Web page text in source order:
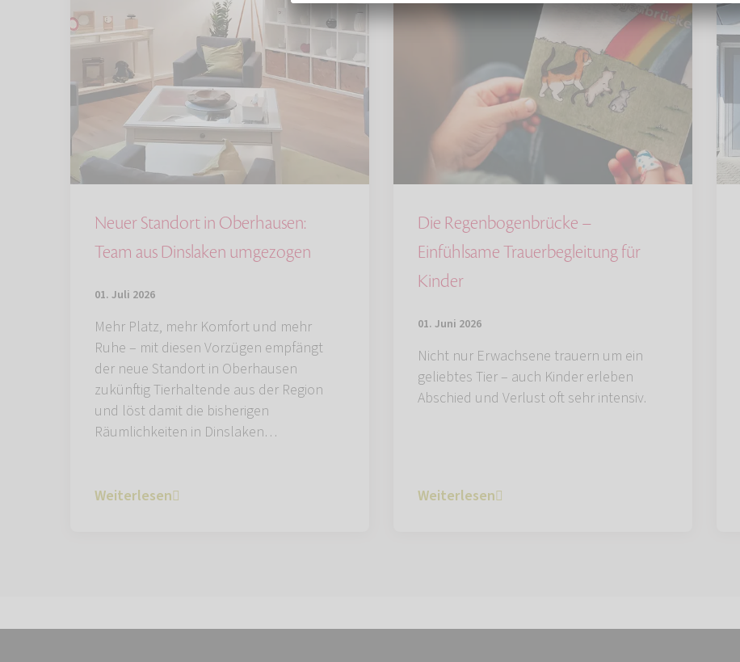
Neuer Standort in Oberhausen:
Team aus Dinslaken umgezogen
01. Juli 2026
Mehr Platz, mehr Komfort und mehr
Ruhe – mit diesen Vorzügen empfängt
der neue Standort in Oberhausen
zukünftig Tierhaltende aus der Region
und löst damit die bisherigen
Räumlichkeiten in Dinslaken…
Weiterlesen
Die Regenbogenbrücke –
Einfühlsame Trauerbegleitung für
Kinder
01. Juni 2026
Nicht nur Erwachsene trauern um ein
geliebtes Tier – auch Kinder erleben
Abschied und Verlust oft sehr intensiv.
Weiterlesen